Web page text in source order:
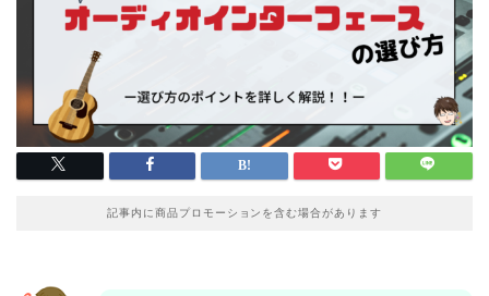
記事内に商品プロモーションを含む場合があります